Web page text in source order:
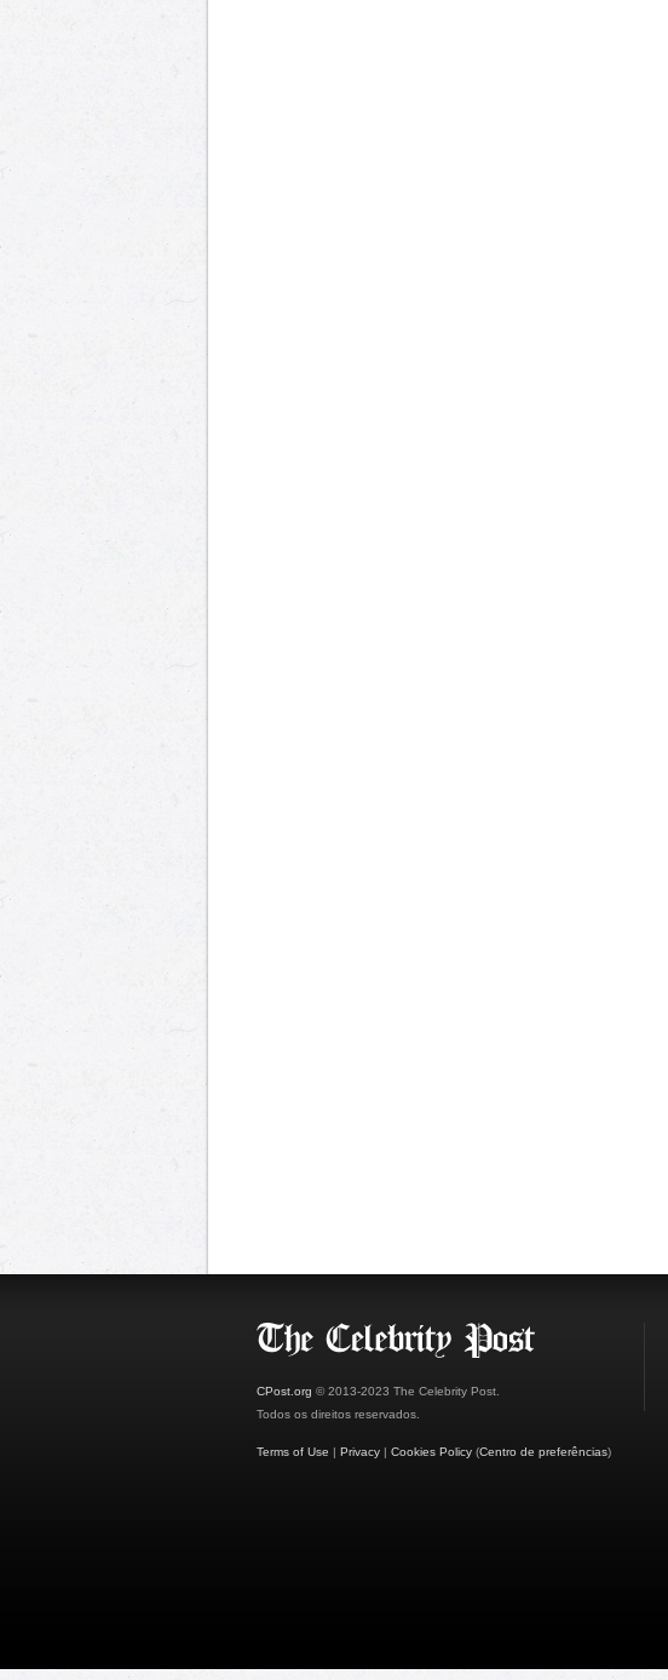
CPost.org © 2013-2023 The Celebrity Post.
Todos os direitos reservados.
Terms of Use | Privacy | Cookies Policy (Centro de preferências)